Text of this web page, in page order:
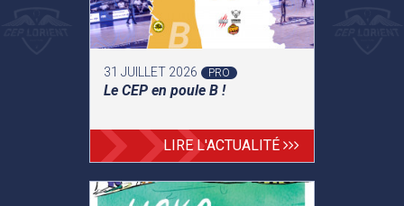
31 JUILLET 2026 PRO
Le CEP en poule B !
LIRE L'ACTUALITÉ